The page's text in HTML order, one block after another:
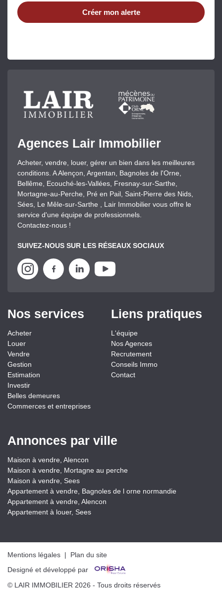
Créer mon alerte
Agences Lair Immobilier
Acheter, vendre, louer, gérer un bien dans les meilleures
conditions. A Alençon, Argentan, Bagnoles de l'Orne,
Bellême, Ecouché-les-Vallées, Fresnay-sur-Sarthe,
Mortagne-au-Perche, Pré en Pail, Saint-Pierre des Nids,
Sées, Le Mêle-sur-Sarthe , Lair Immobilier vous offre le
service d'une équipe de professionnels.
Contactez-nous !
SUIVEZ-NOUS SUR LES RÉSEAUX SOCIAUX
Nos services
Acheter
Louer
Vendre
Gestion
Estimation
Investir
Belles demeures
Commerces et entreprises
Liens pratiques
L'équipe
Nos Agences
Recrutement
Conseils Immo
Contact
Annonces par ville
Maison à vendre, Alencon
Maison à vendre, Mortagne au perche
Maison à vendre, Sees
Appartement à vendre, Bagnoles de l orne normandie
Appartement à vendre, Alencon
Appartement à louer, Sees
Mentions légales | Plan du site
Designé et développé par
© LAIR IMMOBILIER 2026 - Tous droits réservés